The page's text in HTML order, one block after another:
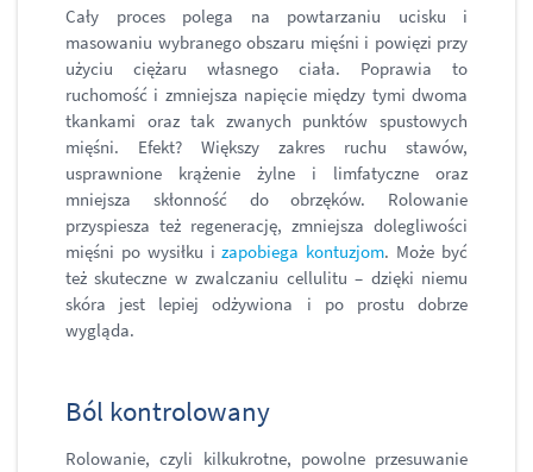
Cały proces polega na powtarzaniu ucisku i
masowaniu wybranego obszaru mięśni i powięzi przy
użyciu ciężaru własnego ciała. Poprawia to
ruchomość i zmniejsza napięcie między tymi dwoma
tkankami oraz tak zwanych punktów spustowych
mięśni. Efekt? Większy zakres ruchu stawów,
usprawnione krążenie żylne i limfatyczne oraz
mniejsza skłonność do obrzęków. Rolowanie
przyspiesza też regenerację, zmniejsza dolegliwości
mięśni po wysiłku izapobiega kontuzjom. Może być
też skuteczne w zwalczaniu cellulitu – dzięki niemu
skóra jest lepiej odżywiona i po prostu dobrze
wygląda.
Ból kontrolowany
Rolowanie, czyli kilkukrotne, powolne przesuwanie